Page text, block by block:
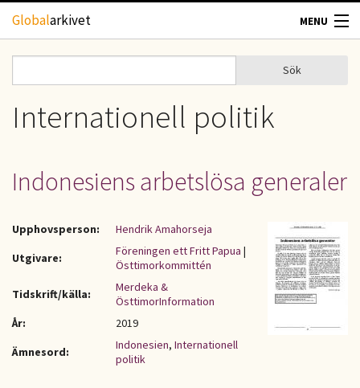
Hoppa till huvudinnehåll
Globalarkivet MENU
TIDSKRIFTER
UPPHOVSRÄTT
OM OSS
Sökformulär
Sök
Internationell politik
Indonesiens arbetslösa generaler
Upphovsperson:
Hendrik Amahorseja
Utgivare:
Föreningen ett Fritt Papua |
Östtimorkommittén
Tidskrift/källa:
Merdeka &
ÖsttimorInformation
År:
2019
Ämnesord:
Indonesien, Internationell
politik